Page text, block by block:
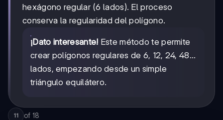
hexágono regular (6 lados). El proceso
conserva la regularidad del polígono.
¡Dato interesante! Este método te permite
crear polígonos regulares de 6, 12, 24, 48...
lados, empezando desde un simple
triángulo equilátero.
11 of 18